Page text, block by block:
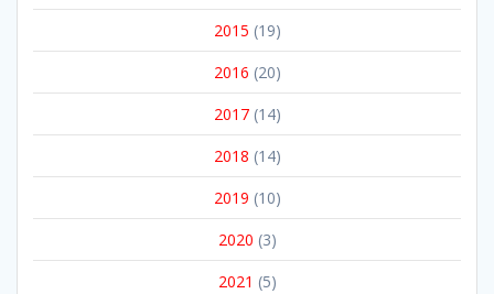
2015 (19)
2016 (20)
2017(14)
2018 (14)
2019 (10)
2020 (3)
2021 (5)